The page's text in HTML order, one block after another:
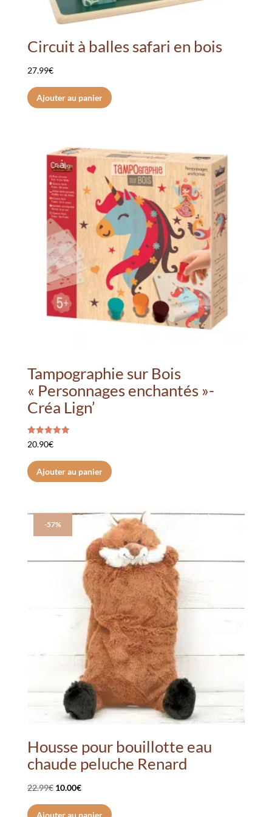
Circuit à balles safari en bois
27.99€
Ajouter au panier
Tampographie sur Bois
« Personnages enchantés »-
Créa Lign’
Note
5.00
20.90€
Ajouter au panier
-57%
Housse pour bouillotte eau
chaude peluche Renard
22.99€ Le
prix
10.00€Le
prix